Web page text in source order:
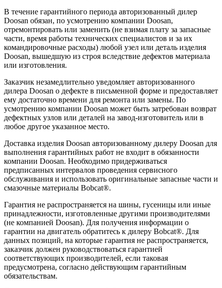
В течение гарантийного периода авторизованный дилер
Doosan обязан, по усмотрению компании Doosan,
отремонтировать или заменить (не взимая плату за запасные
части, время работы технических специалистов и за их
командировочные расходы) любой узел или деталь изделия
Doosan, вышедшую из строя вследствие дефектов материала
или изготовления.
Заказчик незамедлительно уведомляет авторизованного
дилера Doosan о дефекте в письменной форме и предоставляет
ему достаточно времени для ремонта или замены. По
усмотрению компании Doosan может быть затребован возврат
дефектных узлов или деталей на завод-изготовитель или в
любое другое указанное место.
Доставка изделия Doosan авторизованному дилеру Doosan для
выполнения гарантийных работ не входит в обязанности
компании Doosan. Необходимо придерживаться
предписанных интервалов проведения сервисного
обслуживания и использовать оригинальные запасные части и
смазочные материалы Bobcat®.
Гарантия не распространяется на шины, гусеницы или иные
принадлежности, изготовленные другими производителями
(не компанией Doosan). Для получения информации о
гарантии на двигатель обратитесь к дилеру Bobcat®. Для
данных позиций, на которые гарантия не распространяется,
заказчик должен руководствоваться гарантией
соответствующих производителей, если таковая
предусмотрена, согласно действующим гарантийным
обязательствам.